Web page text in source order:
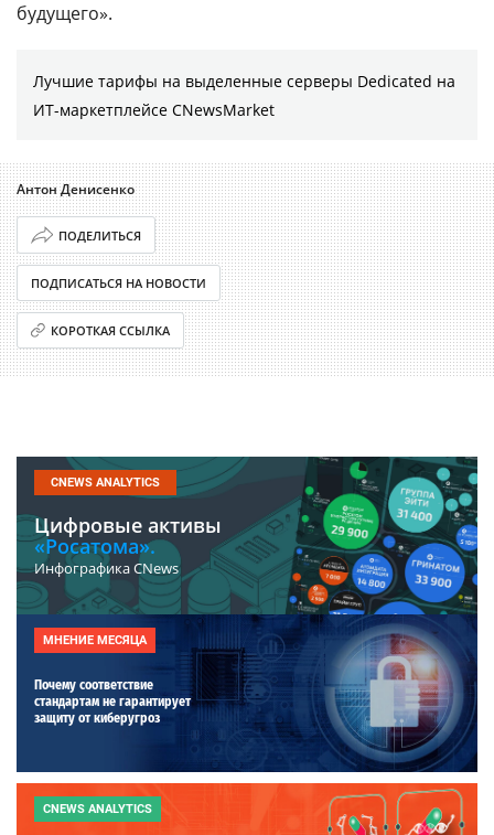
будущего».
Лучшие тарифы на выделенные серверы Dedicated на
ИТ-маркетплейсе CNewsMarket
Антон Денисенко
ПОДЕЛИТЬСЯ
ПОДПИСАТЬСЯ НА НОВОСТИ
КОРОТКАЯ ССЫЛКА
CNEWS ANALYTICS
Цифровые активы
«Росатома».
Инфографика CNews
МНЕНИЕ МЕСЯЦА
Почему соответствие
стандартам не гарантирует
защиту от киберугроз
CNEWS ANALYTICS